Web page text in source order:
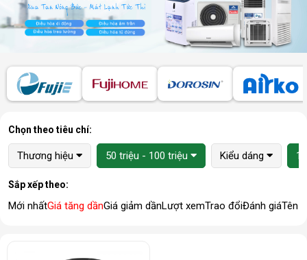
Chọn theo tiêu chí:
Thương hiệu 50 triệu - 100 triệu Kiểu dáng 1
Sắp xếp theo:
Mới nhấtGiá tăng dầnGiá giảm dầnLượt xemTrao đổiĐánh giáTên